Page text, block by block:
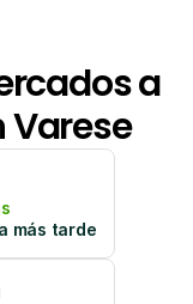
a
más tarde